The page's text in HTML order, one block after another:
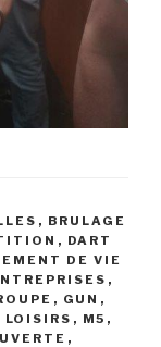
, BRULAGE
, DART
DE VIE
,
, GUN ,
LOISIRS , M5 ,
,